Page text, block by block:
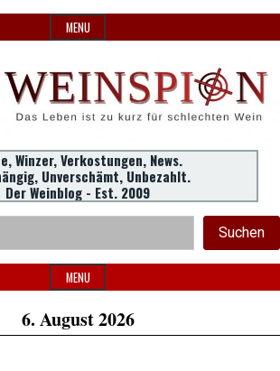
MENU
Winzer, Verkostungen, News.
Unverschämt, Unbezahlt.
Der Weinblog - Est. 2009
Suchen
MENU
6. August 2026